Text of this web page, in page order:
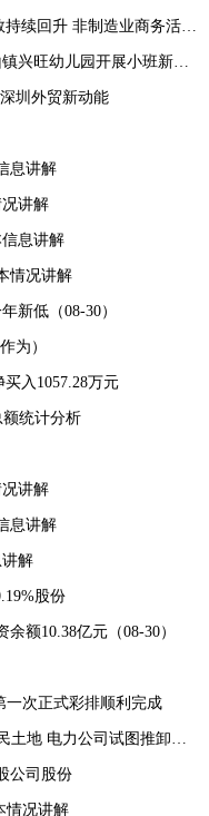
造业商务活动指数延续扩张态势
儿园开展小班新生体验活动
圳外贸新动能
息讲解
讲解
息讲解
情况讲解
新低（08-30）
为）
入1057.28万元
额统计分析
讲解
息讲解
解
股份
额10.38亿元（08-30）
一次正式彩排顺利完成
地 电力公司试图推卸责任
公司股份
情况讲解